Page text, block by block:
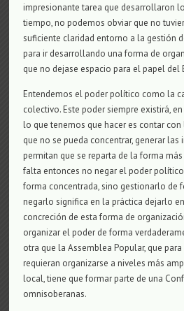
impresionante tarea que desarrollaron
tiempo, no podemos obviar que no
suficiente claridad entorno a la gestión
para ir desarrollando una forma de
que no dejase espacio para el papel del
Entendemos el poder político como la
colectivo. Este poder siempre existirá,
lo que tenemos que hacer es contar
que no se pueda concentrar, generar las
permitan que se reparta de la forma
falta entonces no negar el poder
forma concentrada, sino gestionarlo de
negarlo significa en la práctica dejarlo
concreción de esta forma de
organizar el poder de forma
otra que la Assemblea Popular, que
requieran organizarse a niveles más
local, tiene que formar parte de una
omnisoberanas.